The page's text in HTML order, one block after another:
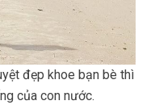
đẹp khoe bạn bè thì
của con nước.